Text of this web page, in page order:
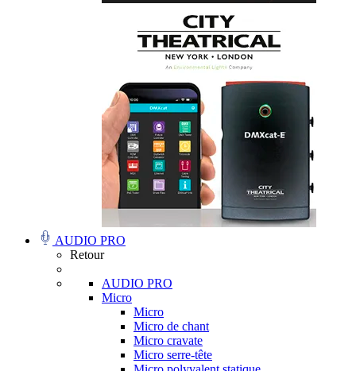
AUDIO PRO
Retour
AUDIO PRO
Micro
Micro
Micro de chant
Micro cravate
Micro serre-tête